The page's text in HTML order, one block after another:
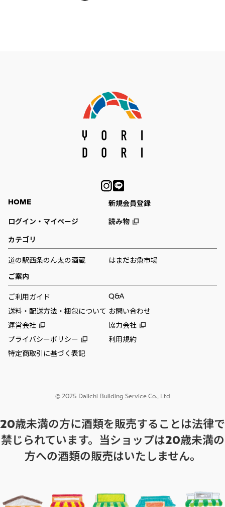
HOME 新規会員登録
ログイン・マイページ 読み物
カテゴリ
道の駅西条のん太の酒蔵 はまだお魚市場
ご案内
ご利用ガイド
Q&A
送料・配送方法・梱包について お問い合わせ
運営会社
協力会社
プライバシーポリシー
利用規約
特定商取引に基づく表記
© 2025 Daiichi Building Service Co., Ltd
20歳未満の方に酒類を販売することは法律で
禁じられています。当ショップは20歳未満の
方への酒類の販売はいたしません。